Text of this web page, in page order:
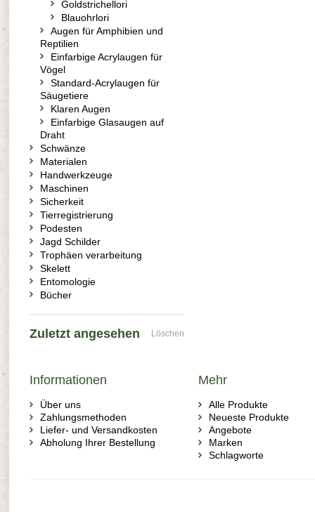
Goldstrichellori
Blauohrlori
Augen für Amphibien und
Reptilien
Einfarbige Acrylaugen für
Vögel
Standard-Acrylaugen für
Säugetiere
Klaren Augen
Einfarbige Glasaugen auf
Draht
Schwänze
Materialen
Handwerkzeuge
Maschinen
Sicherkeit
Tierregistrierung
Podesten
Jagd Schilder
Trophäen verarbeitung
Skelett
Entomologie
Bücher
Zuletzt angesehen Löschen
Informationen
Über uns
Zahlungsmethoden
Liefer- und Versandkosten
Abholung Ihrer Bestellung
Mehr
Alle Produkte
Neueste Produkte
Angebote
Marken
Schlagworte